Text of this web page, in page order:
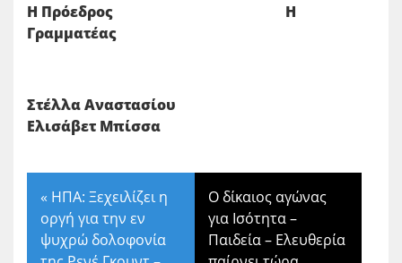
Η Πρόεδρος Η
Γραμματέας
Στέλλα Αναστασίου
Ελισάβετ Μπίσσα
« ΗΠΑ: Ξεχειλίζει η
οργή για την εν
ψυχρώ δολοφονία
Ο δίκαιος αγώνας
για Ισότητα –
Παιδεία – Ελευθερία